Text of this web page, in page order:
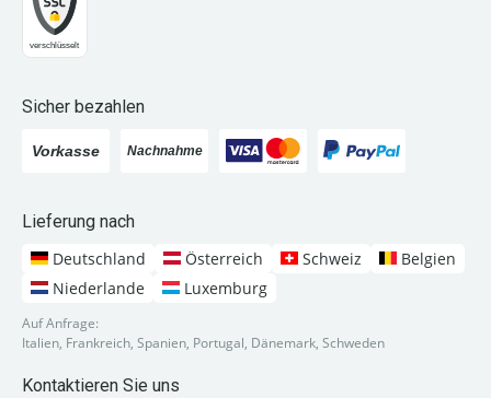
Sicher bezahlen
Lieferung nach
Deutschland
Österreich Schweiz
Belgien
Niederlande
Luxemburg
Auf Anfrage:
Italien, Frankreich, Spanien, Portugal, Dänemark, Schweden
Kontaktieren Sie uns